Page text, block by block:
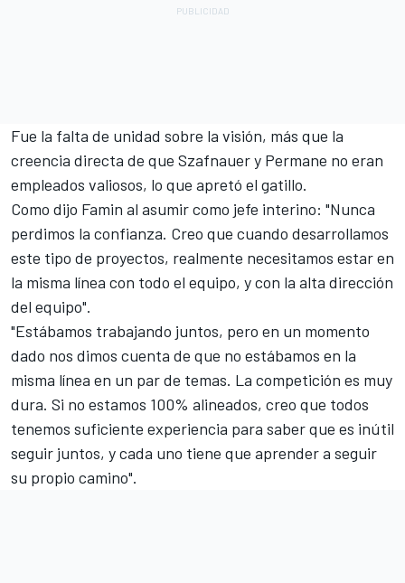
Fue la falta de unidad sobre la visión, más que la
creencia directa de que Szafnauer y Permane no eran
empleados valiosos, lo que apretó el gatillo.
Como dijo Famin al asumir como jefe interino: "Nunca
perdimos la confianza. Creo que cuando desarrollamos
este tipo de proyectos, realmente necesitamos estar en
la misma línea con todo el equipo, y con la alta dirección
del equipo".
"Estábamos trabajando juntos, pero en un momento
dado nos dimos cuenta de que no estábamos en la
misma línea en un par de temas. La competición es muy
dura. Si no estamos 100% alineados, creo que todos
tenemos suficiente experiencia para saber que es inútil
seguir juntos, y cada uno tiene que aprender a seguir
su propio camino".